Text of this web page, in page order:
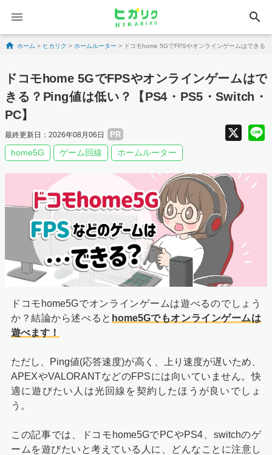
search
Skip to content
ホーム > ヒカリク > ホームルーター > ドコモhome 5GでFPSやオンラインゲームはできる
ドコモhome 5GでFPSやオンラインゲームはで
きる？Ping値は低い？【PS4・PS5・Switch・
PC】
最終更新日：2026年08月06日 PR X
home5G ゲーム回線 ホームルーター
ドコモhome5Gでオンラインゲームは遊べるのでしょう
か？結論から述べると home5Gでもオンラインゲームは
遊べます！
ただし、Ping値(応答速度)が高く、上り速度が遅いため、
APEXやVALORANTなどのFPSには向いていません。快
適に遊びたい人は光回線を契約したほうが良いでしょ
う。
この記事では、ドコモhome5GでPCやPS4、switchのゲ
ームを遊びたいと考えている人に、どんなことに注意し